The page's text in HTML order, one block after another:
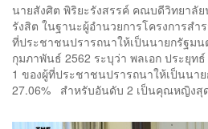
นายสังศิต พิริยะรังสรรค์ คณบดีวิทยาลั
รังสิต ในฐานะผู้อำนวยการโครงการสำ
ที่ประชาชนปรารถนาให้เป็นนายกรัฐมน
กุมภาพันธ์ 2562 ระบุว่า พลเอก ประยุท
1 ของผู้ที่ประชาชนปรารถนาให้เป็นนา
27.06% สำหรับอันดับ 2 เป็นคุณหญิงสุ